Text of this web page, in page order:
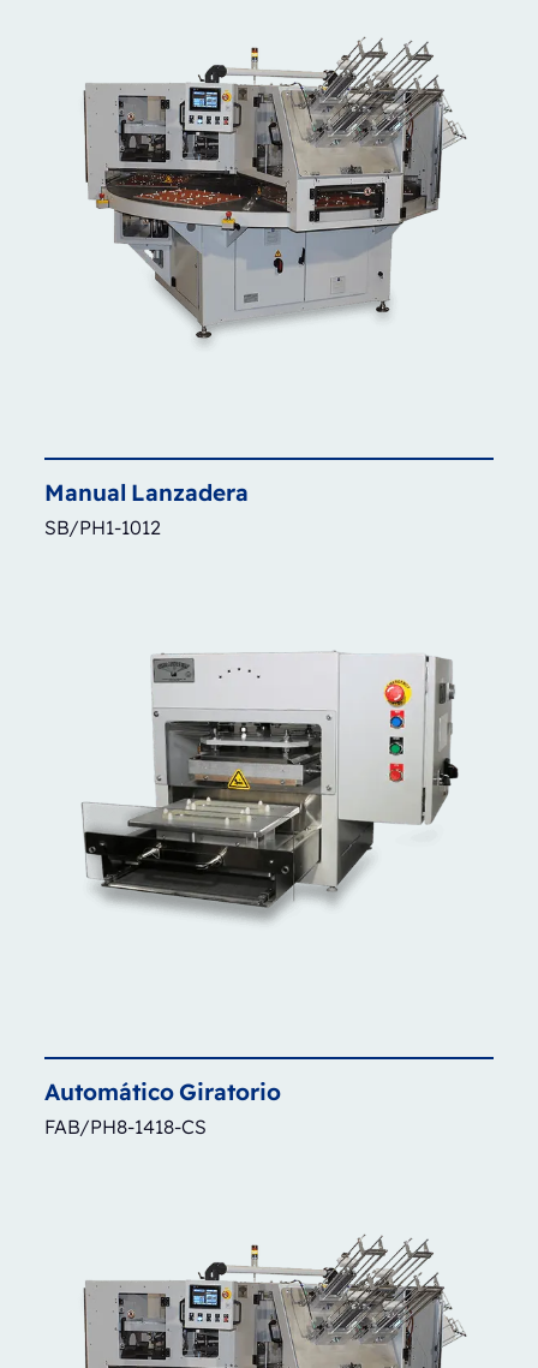
Manual Lanzadera
SB/PH1-1012
AutomáticoGiratorio
FAB/PH8-1418-CS